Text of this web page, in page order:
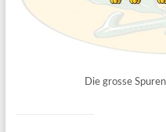
Die grosse